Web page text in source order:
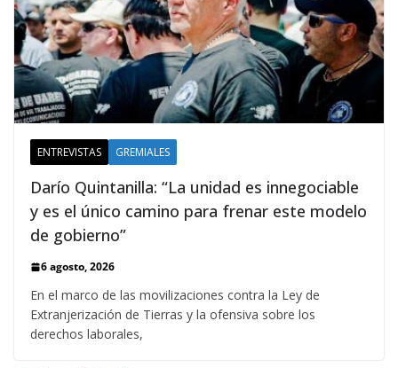
ENTREVISTAS GREMIALES
Darío Quintanilla: “La unidad es innegociable
y es el único camino para frenar este modelo
de gobierno”
6 agosto, 2026
En el marco de las movilizaciones contra la Ley de
Extranjerización de Tierras y la ofensiva sobre los
derechos laborales,